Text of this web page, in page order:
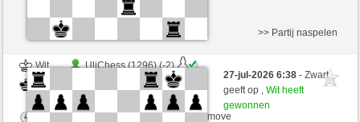
Wit
UliChess (1296) (-2)
Zwart
Simonio (1787) (+2)
Speelduur: 6 minutes/side + 0 seconds/move
>> Partij naspelen
27-jul-2026 6:38- Zwart
geeft op ,Wit heeft
gewonnen